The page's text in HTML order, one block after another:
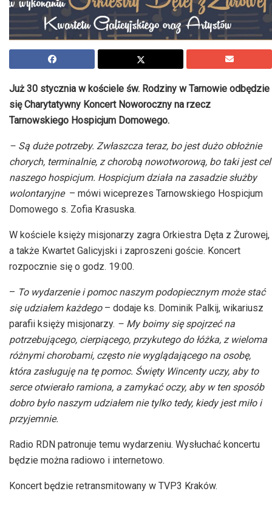
Już 30 stycznia w kościele św. Rodziny w Tarnowie odbędzie
się Charytatywny Koncert Noworoczny na rzecz
Tarnowskiego Hospicjum Domowego.
– Są duże potrzeby. Zwłaszcza teraz, bo jest dużo obłożnie
chorych, terminalnie, z chorobą nowotworową, bo taki jest cel
naszego hospicjum. Hospicjum działa na zasadzie służby
wolontaryjne – mówi wiceprezes Tarnowskiego Hospicjum
Domowego s. Zofia Krasuska.
W kościele księży misjonarzy zagra Orkiestra Dęta z Żurowej,
a także Kwartet Galicyjski i zaproszeni goście. Koncert
rozpocznie się o godz. 19:00.
– To wydarzenie i pomoc naszym podopiecznym może stać
się udziałem każdego– dodaje ks. Dominik Palkij, wikariusz
parafii księży misjonarzy. – My boimy się spojrzeć na
potrzebującego, cierpiącego, przykutego do łóżka, z wieloma
różnymi chorobami, często nie wyglądającego na osobę,
która zasługuję na tę pomoc. Święty Wincenty uczy, aby to
serce otwierało ramiona, a zamykać oczy, aby w ten sposób
dobro było naszym udziałem nie tylko tedy, kiedy jest miło i
przyjemnie.
Radio RDN patronuje temu wydarzeniu. Wysłuchać koncertu
będzie można radiowo i internetowo.
Koncert będzie retransmitowany w TVP3 Kraków.